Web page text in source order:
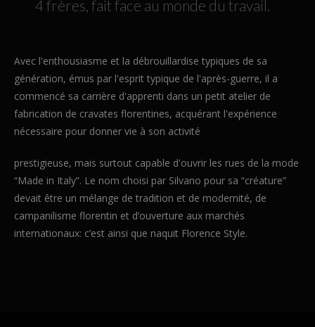
4 frères, fait face au monde du travail.
Avec l'enthousiasme et la débrouillardise typiques de sa
génération, émus par l'esprit typique de l'après-guerre, il a
commencé sa carrière d'apprenti dans un petit atelier de
fabrication de cravates florentines, acquérant l'expérience
nécessaire pour donner vie à son activité
prestigieuse, mais surtout capable d'ouvrir les rues de la mode
“Made in Italy”. Le nom choisi par Silvano pour sa “créature”
devait être un mélange de tradition et de modernité, de
campanilisme florentin et d’ouverture aux marchés
internationaux: c’est ainsi que naquit Florence Style.